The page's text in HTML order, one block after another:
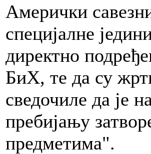
Амерички
специјалне
директно
БиХ, те да су
сведочиле да је
пребијању
предметима".